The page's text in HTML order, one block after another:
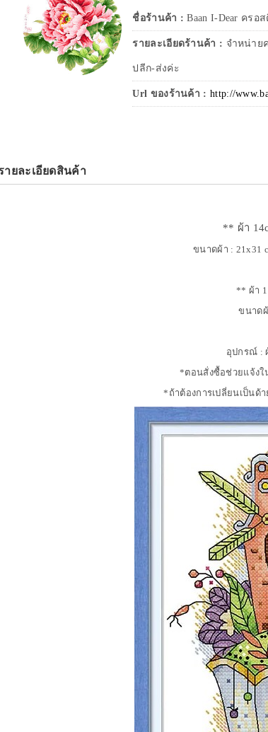
ชื่อร้านค้า :Baan I-Dear ครอ
รายละเอียดร้านค้า : จำหน่าย
ปลีก-ส่งค่ะ
Url ของร้านค้า : http://
ายละเอียดสินค้า
** ผ้า
ขนาดผ้า : 21x31
** ผ้า
ขนาด
อุปกรณ์ :
*ตอนสั่งซื้อช่วยแจ้งใ
*ถ้าต้องการเปลี่ยนเป็นด้